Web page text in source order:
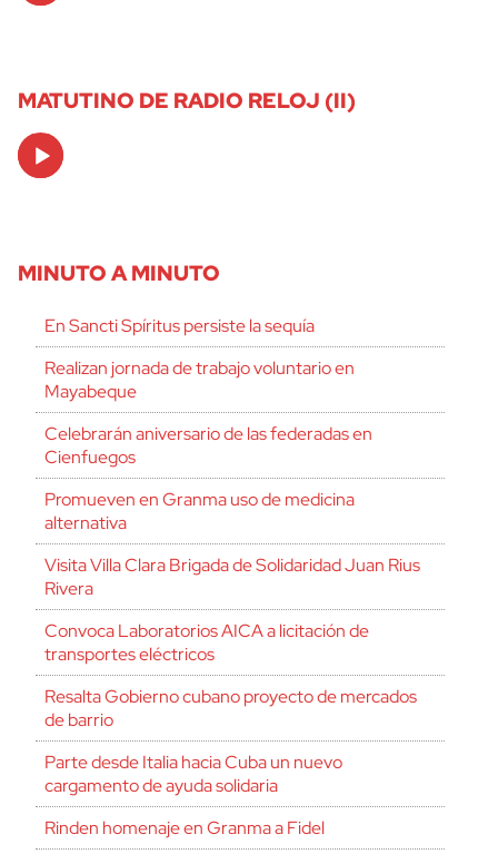
MATUTINO DE RADIO RELOJ (II)
Audio
Player
MINUTO A MINUTO
En Sancti Spíritus persiste la sequía
Realizan jornada de trabajo voluntario en
Mayabeque
Celebrarán aniversario de las federadas en
Cienfuegos
Promueven en Granma uso de medicina
alternativa
Visita Villa Clara Brigada de Solidaridad Juan Rius
Rivera
Convoca Laboratorios AICA a licitación de
transportes eléctricos
Resalta Gobierno cubano proyecto de mercados
de barrio
Parte desde Italia hacia Cuba un nuevo
cargamento de ayuda solidaria
Rinden homenaje en Granma a Fidel